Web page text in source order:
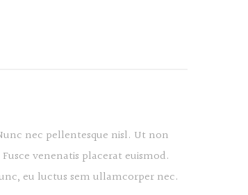
nec pellentesque nisl. Ut non
venenatis placerat euismod.
eu luctus sem ullamcorper nec.